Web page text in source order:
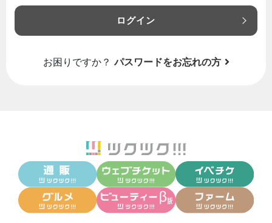
ログイン
お困りですか？ パスワードをお忘れの方